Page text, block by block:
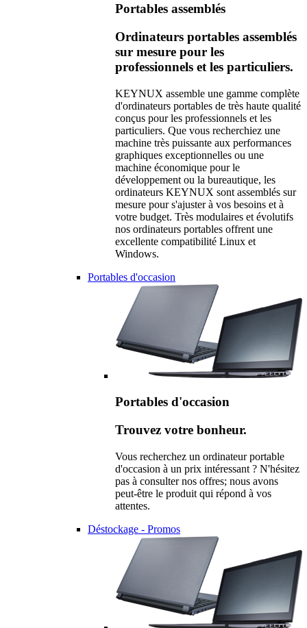
Portables assemblés
Ordinateurs portables assemblés
sur mesure pour les
professionnels et les particuliers.
KEYNUX assemble une gamme complète
d'ordinateurs portables de très haute qualité
conçus pour les professionnels et les
particuliers. Que vous recherchiez une
machine très puissante aux performances
graphiques exceptionnelles ou une
machine économique pour le
développement ou la bureautique, les
ordinateurs KEYNUX sont assemblés sur
mesure pour s'ajuster à vos besoins et à
votre budget. Très modulaires et évolutifs
nos ordinateurs portables offrent une
excellente compatibilité Linux et
Windows.
Portables d'occasion
Portables d'occasion
Trouvez votre bonheur.
Vous recherchez un ordinateur portable
d'occasion à un prix intéressant ? N'hésitez
pas à consulter nos offres; nous avons
peut-être le produit qui répond à vos
attentes.
Déstockage - Promos